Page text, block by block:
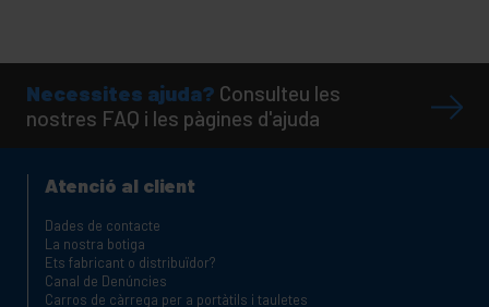
Necessites ajuda? Consulteu les
nostres FAQ i les pàgines d'ajuda
Atenció al client
Dades de contacte
La nostra botiga
Ets fabricant o distribuïdor?
Canal de Denúncies
Carros de càrrega per a portàtils i tauletes